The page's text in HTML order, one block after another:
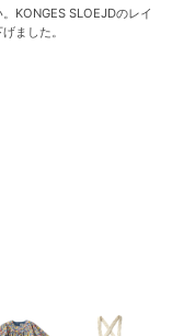
KONGES SLOEJDのレイ
ました。